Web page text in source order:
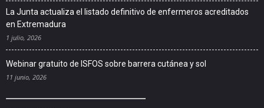
La Junta actualiza el listado definitivo de enfermeros acreditados
en Extremadura
1 julio, 2026
Webinar gratuito de ISFOS sobre barrera cutánea y sol
11 junio, 2026